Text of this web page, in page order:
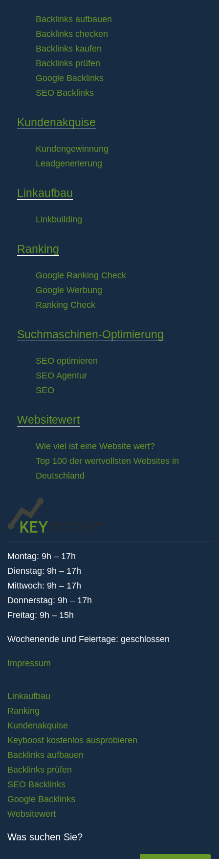
Backlinks aufbauen
Backlinks checken
Backlinks kaufen
Backlinks prüfen
Google Backlinks
SEO Backlinks
Kundenakquise
Kundengewinnung
Leadgenerierung
Linkaufbau
Linkbuilding
Ranking
Google Ranking Check
Google Werbung
Ranking Check
Suchmaschinen-Optimierung
SEO optimieren
SEO Agentur
SEO
Websitewert
Wie viel ist eine Website wert?
Top 100 der wertvollsten Websites in
Deutschland
Montag: 9h – 17h
Dienstag: 9h – 17h
Mittwoch: 9h – 17h
Donnerstag: 9h – 17h
Freitag: 9h – 15h
Wochenende und Feiertage: geschlossen
Impressum
Linkaufbau
Ranking
Kundenakquise
Keyboost kostenlos ausprobieren
Backlinks aufbauen
Backlinks prüfen
SEO Backlinks
Google Backlinks
Websitewert
Was suchen Sie?